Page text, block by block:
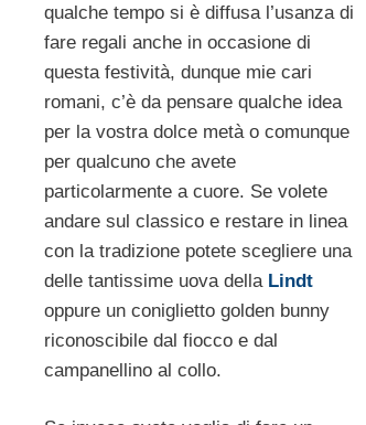
qualche tempo si è diffusa l’usanza di
fare regali anche in occasione di
questa festività, dunque mie cari
romani, c’è da pensare qualche idea
per la vostra dolce metà o comunque
per qualcuno che avete
particolarmente a cuore. Se volete
andare sul classico e restare in linea
con la tradizione potete scegliere una
delle tantissime uova dellaLindt
oppure un coniglietto golden bunny
riconoscibile dal fiocco e dal
campanellino al collo.